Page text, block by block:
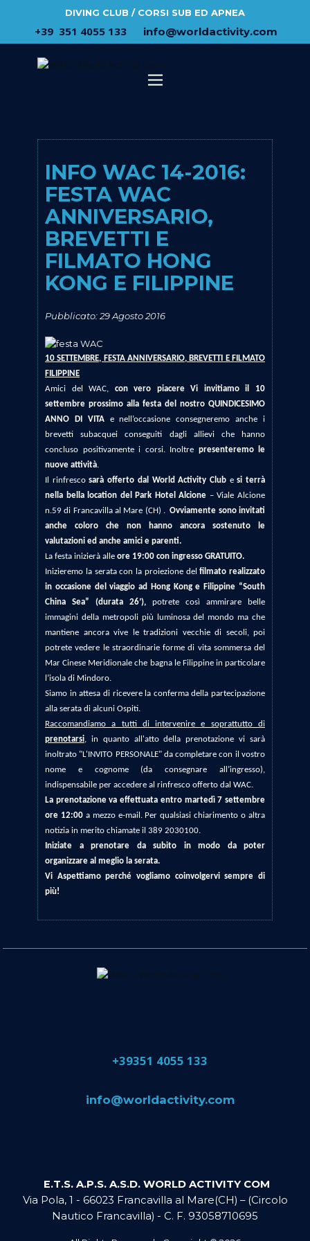
DIVING CLUB / CORSI SUB ED APNEA
​+39 ​ ​351 4055 133 ​info@​worldactivity.com
INFO WAC 14-2016:
FESTA WAC
ANNIVERSARIO,
BREVETTI E
FILMATO HONG
KONG E FILIPPINE
Pubblicato: 29 Agosto 2016
10 SETTEMBRE, FESTA ANNIVERSARIO, BREVETTI E FILMATO
FILIPPINE
Amici del WAC, con vero piacere Vi invitiamo
il 10
settembre prossimo alla festa del nostro QUINDICESIMO
ANNO DI VITA e nell’occasione consegneremo anche i
brevetti subacquei conseguiti dagli allievi che hanno
concluso positivamente i corsi. Inoltre presenteremo le
nuove attività.
Il rinfrescosarà offerto dal World Activity Clubesi terrà
nella bella location del
Park Hotel Alcione – Viale Alcione
n.59 di Francavilla al Mare (CH) .Ovviamente sono invitati
anche coloro che non hanno ancora sostenuto le
valutazioni ed anche amici e parenti.
La festa inizierà alle ore 19:00 con ingresso GRATUITO.
Inizieremo la serata con la proiezione delfilmato realizzato
in occasione del viaggio ad Hong Kong e Filippine “South
China Sea” (durata 26’), potrete così ammirare
belle
immagini della metropoli più luminosa del mondo ma che
mantiene ancora vive le tradizioni vecchie di secoli, poi
potrete vedere le straordinarie forme di vita sommersa del
Mar Cinese Meridionale che bagna le Filippine in particolare
l’isola di Mindoro.
Siamo in attesa di ricevere la conferma della partecipazione
alla serata di alcuni Ospiti.
Raccomandiamo a tutti di intervenire e soprattutto di
prenotarsi, in quanto all'atto della prenotazione vi sarà
inoltrato "L'INVITO PERSONALE" da completare con il vostro
nome e cognome (da consegnare all’ingresso),
indispensabile per accedere al rinfresco offerto dal WAC.
La prenotazione va effettuata entro martedì 7 settembre
ore 12:00a mezzo e-mail. Per qualsiasi chiarimento o altra
notizia in merito chiamate il 389 2030100.
Iniziate a prenotare da subito in modo da poter
organizzare al meglio la serata.
Vi Aspettiamo perché vogliamo coinvolgervi sempre di
più!
​+39351 4055 133
​info@​worldactivity.com
E.T.S. A.P.S. A.S.D. WORLD ACTIVITY COM
Via Pola, 1 - 66023 Francavilla al Mare(CH) – (Circolo
Nautico Francavilla) - C. F. 93058710695